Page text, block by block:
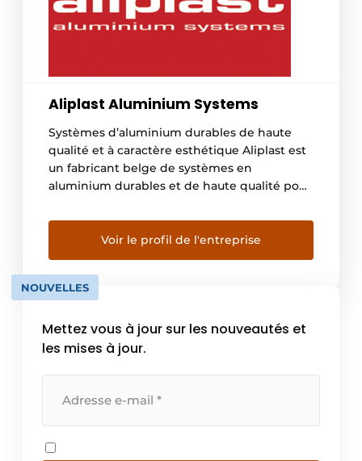
Aliplast Aluminium Systems
Systèmes d’aluminium durables de haute
qualité et à caractère esthétique Aliplast est
un fabricant belge de systèmes en
aluminium durables et de haute qualité pour
coulissantes, les vérandas, les revêtements
de façade et les façades en verre. Pour les
portes intérieures et les murs intérieurs, il
existe également toute […]
Voir le profil de l'entreprise
NOUVELLES
Mettez vous à jour sur les nouveautés et
les mises à jour.